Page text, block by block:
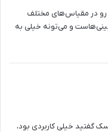
رو در مقیاس‌های مختلف
و می‌تونه خیلی به
گفتید خیلی کاربردی بود،